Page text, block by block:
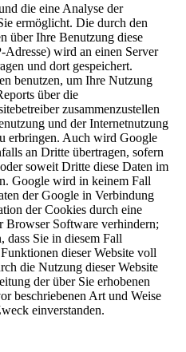
die eine Analyse der
ermöglicht. Die durch den
über Ihre Benutzung diese
wird an einen Server
und dort gespeichert.
benutzen, um Ihre Nutzung
über die
zusammenzustellen
und der Internetnutzung
erbringen. Auch wird Google
an Dritte übertragen, sofern
soweit Dritte diese Daten im
Google wird in keinem Fall
der Google in Verbindung
der Cookies durch eine
Browser Software verhindern;
dass Sie in diesem Fall
dieser Website voll
die Nutzung dieser Website
der über Sie erhobenen
beschriebenen Art und Weise
einverstanden.